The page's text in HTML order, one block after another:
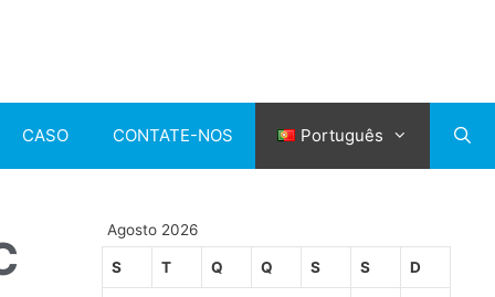
CASO CONTATE-NOS Português
Agosto 2026
S T Q Q S S D